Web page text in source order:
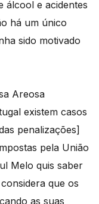
álcool e acidentes
há um único
sido motivado
Areosa
existem casos
penalizações]
pela União
Melo quis saber
que os
as suas